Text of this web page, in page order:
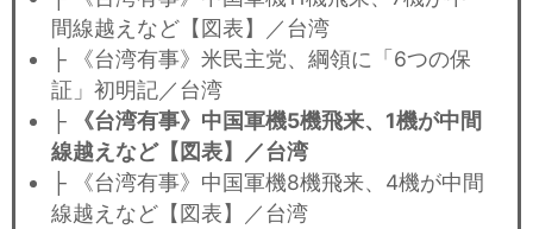
間線越えなど【図表】／台湾
├ 《台湾有事》米民主党、綱領に「6つの保
証」初明記／台湾
├
《台湾有事》中国軍機5機飛来、1機が中間
線越えなど【図表】／台湾
├ 《台湾有事》中国軍機8機飛来、4機が中間
線越えなど【図表】／台湾